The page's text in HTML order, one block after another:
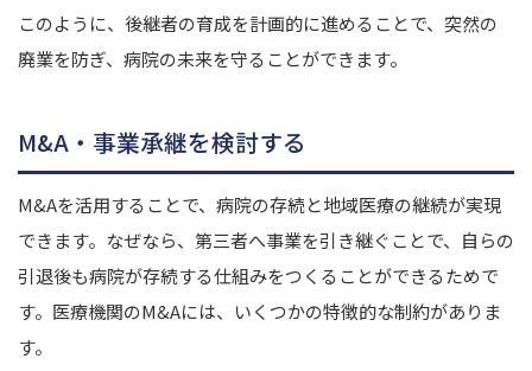
このように、後継者の育成を計画的に進めることで、突然の
廃業を防ぎ、病院の未来を守ることができます。
M&A・事業承継を検討する
M&Aを活用することで、病院の存続と地域医療の継続が実現
できます。なぜなら、第三者へ事業を引き継ぐことで、自らの
引退後も病院が存続する仕組みをつくることができるためで
す。 医療機関のM&Aには、いくつかの特徴的な制約がありま
す。